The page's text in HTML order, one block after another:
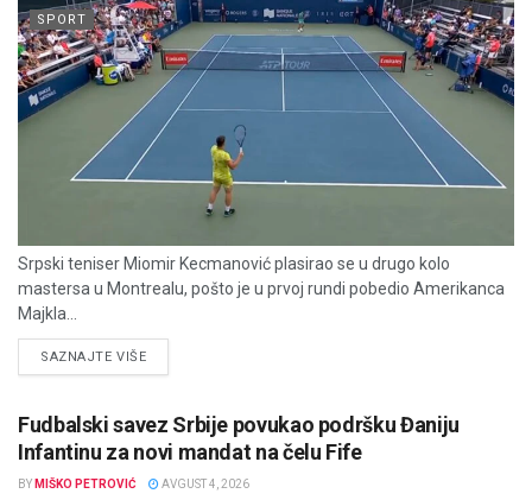
SPORT
Srpski teniser Miomir Kecmanović plasirao se u drugo kolo
mastersa u Montrealu, pošto je u prvoj rundi pobedio Amerikanca
Majkla...
SAZNAJTE VIŠEDETAILS
Fudbalski savez Srbije povukao podršku Đaniju
Infantinu za novi mandat na čelu Fife
BY MIŠKO PETROVIĆ AVGUST 4, 2026